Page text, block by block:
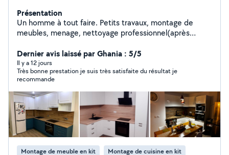
Présentation
Un homme à tout faire. Petits travaux, montage de
meubles, menage, nettoyage professionnel(après
Annecy et ses environs (50+km)
Dernier avis laissé par Ghania : 5/5
Il y a 12 jours
Très bonne prestation je suis très satisfaite du résultat je
recommande
Montage de meuble en kit Montage de cuisine en kit